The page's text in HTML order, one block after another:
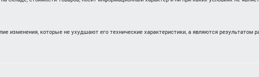
изменения, которые не ухудшают его технические характеристики, а являются результатом